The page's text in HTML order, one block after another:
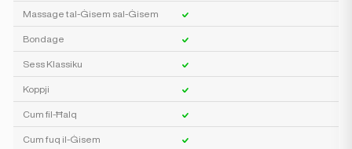
Massage tal-Ġisem sal-Ġisem
Bondage
Sess Klassiku
Koppji
Cum fil-Ħalq
Cum fuq il-Ġisem